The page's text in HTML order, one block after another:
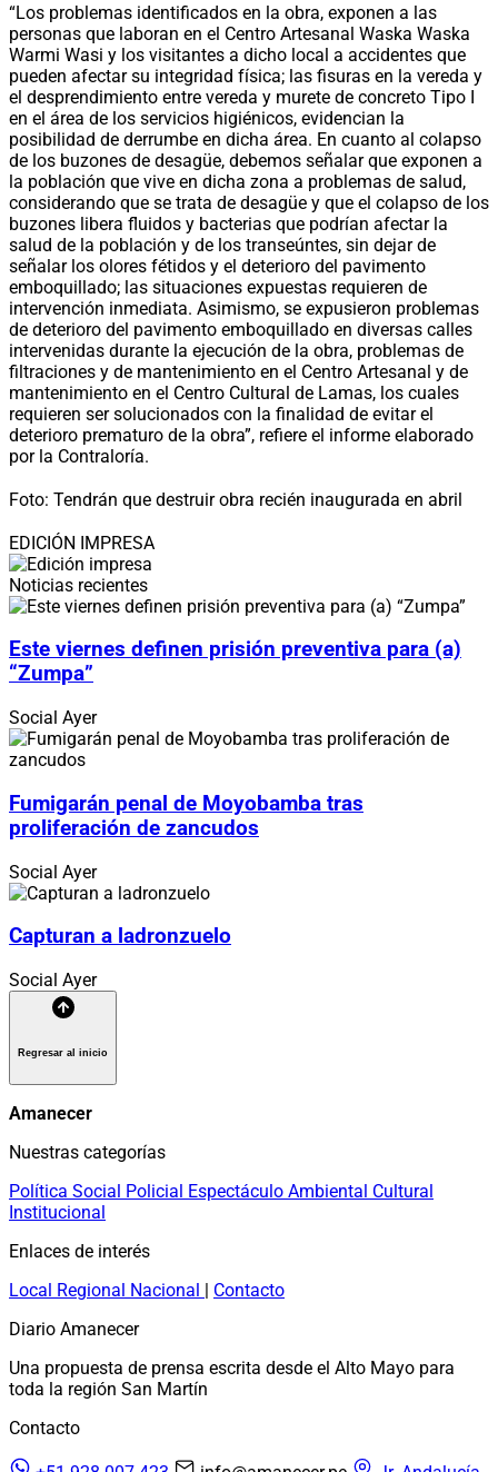
“Los problemas identificados en la obra, exponen a las
personas que laboran en el Centro Artesanal Waska Waska
Warmi Wasi y los visitantes a dicho local a accidentes que
pueden afectar su integridad física; las fisuras en la vereda y
el desprendimiento entre vereda y murete de concreto Tipo I
en el área de los servicios higiénicos, evidencian la
posibilidad de derrumbe en dicha área. En cuanto al colapso
de los buzones de desagüe, debemos señalar que exponen a
la población que vive en dicha zona a problemas de salud,
considerando que se trata de desagüe y que el colapso de los
buzones libera fluidos y bacterias que podrían afectar la
salud de la población y de los transeúntes, sin dejar de
señalar los olores fétidos y el deterioro del pavimento
emboquillado; las situaciones expuestas requieren de
intervención inmediata. Asimismo, se expusieron problemas
de deterioro del pavimento emboquillado en diversas calles
intervenidas durante la ejecución de la obra, problemas de
filtraciones y de mantenimiento en el Centro Artesanal y de
mantenimiento en el Centro Cultural de Lamas, los cuales
requieren ser solucionados con la finalidad de evitar el
deterioro prematuro de la obra”, refiere el informe elaborado
por la Contraloría.
Foto: Tendrán que destruir obra recién inaugurada en abril
EDICIÓN IMPRESA
Noticias recientes
Este viernes definen prisión preventiva para (a)
“Zumpa”
Social Ayer
Fumigarán penal de Moyobamba tras
proliferación de zancudos
Social Ayer
Capturan a ladronzuelo
Social Ayer
Regresar al inicio
Amanecer
Nuestras categorías
Política Social Policial Espectáculo Ambiental Cultural
Institucional
Enlaces de interés
Local Regional Nacional | Contacto
Diario Amanecer
Una propuesta de prensa escrita desde el Alto Mayo para
toda la región San Martín
Contacto